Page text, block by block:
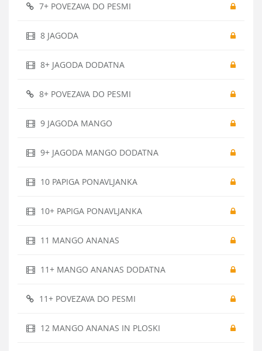
7+ POVEZAVA DO PESMI
8 JAGODA
8+ JAGODA DODATNA
8+ POVEZAVA DO PESMI
9 JAGODA MANGO
9+ JAGODA MANGO DODATNA
10 PAPIGA PONAVLJANKA
10+ PAPIGA PONAVLJANKA
11 MANGO ANANAS
11+ MANGO ANANAS DODATNA
11+ POVEZAVA DO PESMI
12 MANGO ANANAS IN PLOSKI